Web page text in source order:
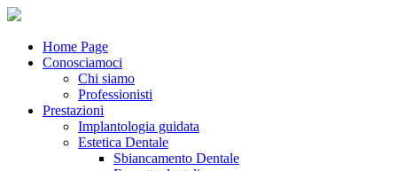
Home Page
Conosciamoci
Chi siamo
Professionisti
Prestazioni
Implantologia guidata
Estetica Dentale
Sbiancamento Dentale